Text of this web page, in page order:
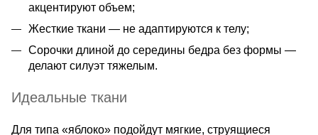
акцентируют объем;
Жесткие ткани — не адаптируются к телу;
Сорочки длиной до середины бедра без формы —
делают силуэт тяжелым.
Идеальные ткани
Для типа «яблоко» подойдут мягкие, струящиеся